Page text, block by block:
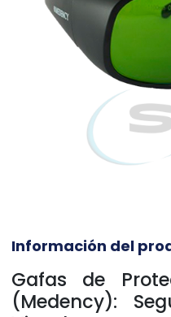
Información del
Gafas de
(Medency):